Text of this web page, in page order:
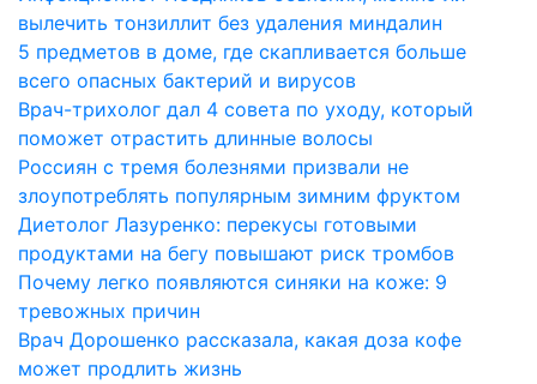
вылечить тонзиллит без удаления миндалин
5 предметов в доме, где скапливается больше
всего опасных бактерий и вирусов
Врач-трихолог дал 4 совета по уходу, который
поможет отрастить длинные волосы
Россиян с тремя болезнями призвали не
злоупотреблять популярным зимним фруктом
Диетолог Лазуренко: перекусы готовыми
продуктами на бегу повышают риск тромбов
Почему легко появляются синяки на коже: 9
тревожных причин
Врач Дорошенко рассказала, какая доза кофе
может продлить жизнь